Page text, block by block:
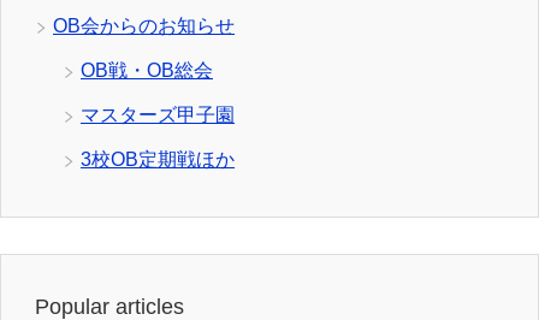
OB会からのお知らせ
OB戦・OB総会
マスターズ甲子園
3校OB定期戦ほか
Popular articles